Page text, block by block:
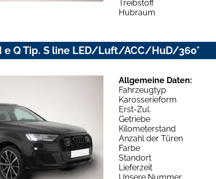
Treibstoff
Hubraum
e Q Tip. S line LED/Luft/ACC/HuD/360°
Allgemeine Daten:
Fahrzeugtyp
Karosserieform
Erst-Zul.
Getriebe
Kilometerstand
Anzahl der Türen
Farbe
Standort
Lieferzeit
Unsere Nummer